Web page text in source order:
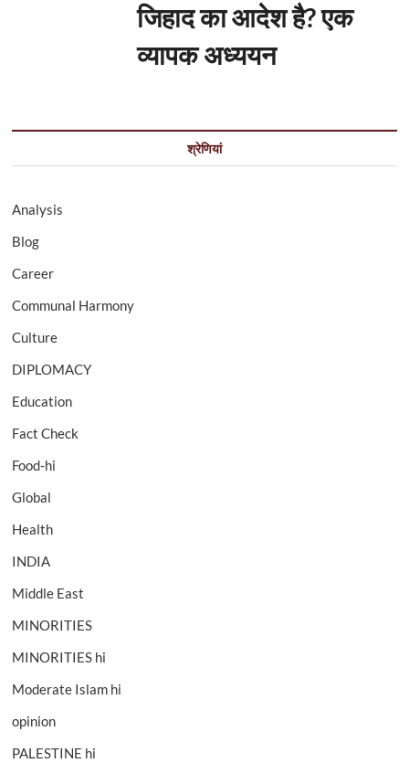
जिहाद का आदेश है? एक
व्यापक अध्ययन
श्रेणियां
Analysis
Blog
Career
Communal Harmony
Culture
DIPLOMACY
Education
Fact Check
Food-hi
Global
Health
INDIA
Middle East
MINORITIES
MINORITIES hi
Moderate Islam hi
opinion
PALESTINE hi